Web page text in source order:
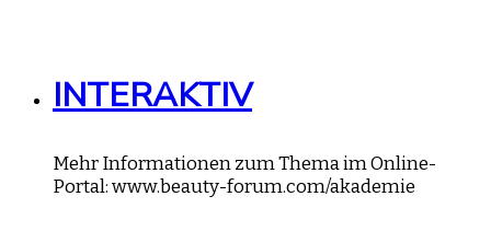
INTERAKTIV
Mehr Informationen zum Thema im Online-
Portal: www.beauty-forum.com/akademie